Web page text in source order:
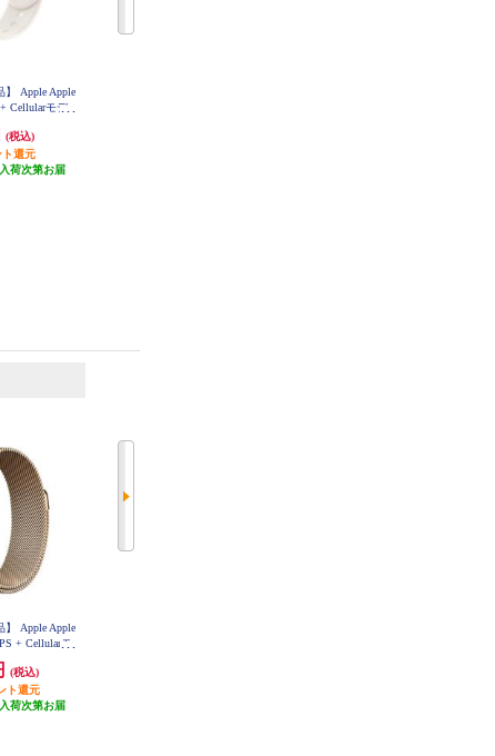
】 Apple Apple
Cellularモデ
ライトスポー
A
(税込)
ト還元
荷次第お届
】 Apple Apple
+ Cellularモ
ラネーゼルー
A
(税込)
ト還元
荷次第お届